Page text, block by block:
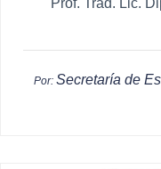
Por: Secretaría de